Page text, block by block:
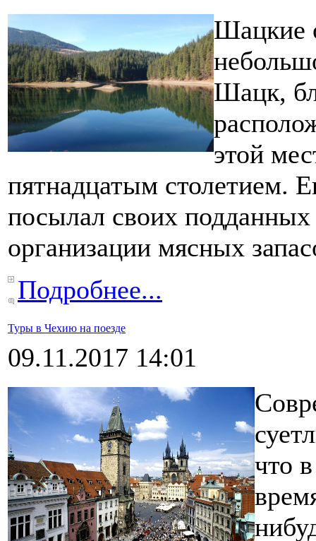
Шацкие
Шацк,
этой
пятнадцатым столетием.
посылал своих
организации мясных
Подробнее...
Туры в Чехию на поезде
09.11.2017 14:01
что